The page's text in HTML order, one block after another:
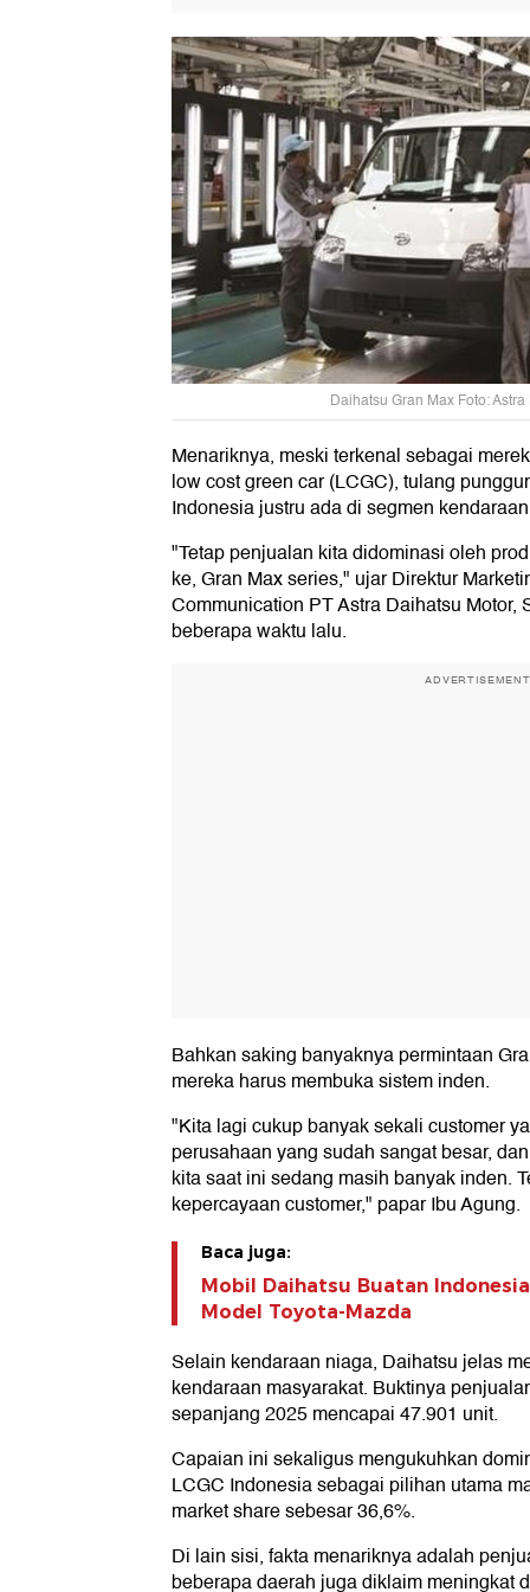
Daihatsu Gran Max Foto:
Menariknya, meski terkenal sebagai
low cost green car (LCGC), tulang
Indonesia justru ada di segmen
"Tetap penjualan kita didominasi oleh
ke, Gran Max series," ujar Direktur
Communication PT Astra Daihatsu Motor,
beberapa waktu lalu.
ADVERTISEMENT
Bahkan saking banyaknya permintaan
mereka harus membuka sistem inden.
"Kita lagi cukup banyak sekali customer
perusahaan yang sudah sangat besar,
kita saat ini sedang masih banyak inden.
kepercayaan customer," papar Ibu Agung.
Baca juga:
Mobil Daihatsu Buatan
Model Toyota-Mazda
Selain kendaraan niaga, Daihatsu jelas
kendaraan masyarakat. Buktinya
sepanjang 2025 mencapai 47.901 unit.
Capaian ini sekaligus mengukuhkan
LCGC Indonesia sebagai pilihan utama
market share sebesar 36,6%.
Di lain sisi, fakta menariknya adalah
beberapa daerah juga diklaim meningkat